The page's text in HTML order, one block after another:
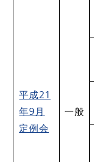
平成21
年9月
定例会
一般